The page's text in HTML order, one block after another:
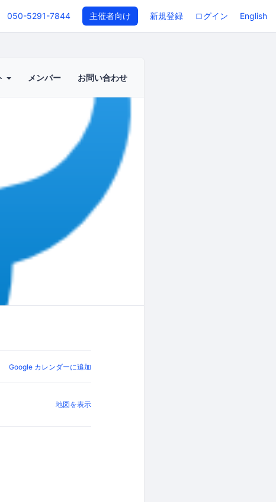
050-5291-7844 主催者向け 新規登録 ログイン English
メンバー お問い合わせ
Google カレンダーに追加
地図を表示